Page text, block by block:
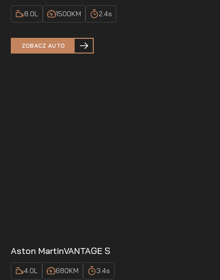
8.0L 1500KM 2.4s
ZOBACZ AUTO
Aston MartinVANTAGE S
4.0L 680KM 3.4s